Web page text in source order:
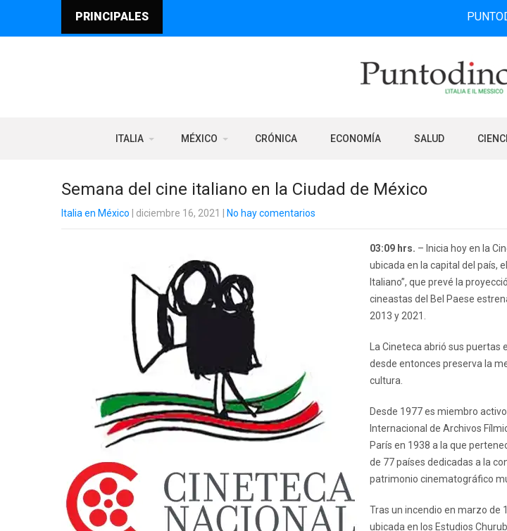
PRINCIPALES
ITALIA MÉXICO CRÓNICA ECONOMÍA SALUD
Semana del cine italiano en la Ciudad de México
Italia en México | diciembre 16, 2021 No hay comentarios
03:09 hrs. – Inicia hoy en la
ubicada en la capital del país,
Italiano”, que prevé la
cineastas del Bel Paese
2013 y 2021.
La Cineteca abrió sus puertas
desde entonces preserva la
cultura.
Desde 1977 es miembro
Internacional de Archivos
París en 1938 a la que
de 77 países dedicadas a la
patrimonio cinematográfico
Tras un incendio en marzo de
ubicada en los Estudios